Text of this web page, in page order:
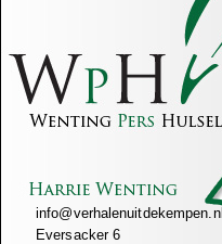
info@verhalenuitdekempen.nl
Eversacker 6